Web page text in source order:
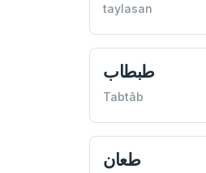
taylasan
طبطاب
Tabtâb
طعان